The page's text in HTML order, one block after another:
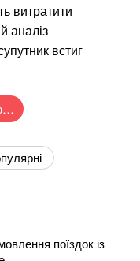
витратити
аналіз
встиг
поїздок із